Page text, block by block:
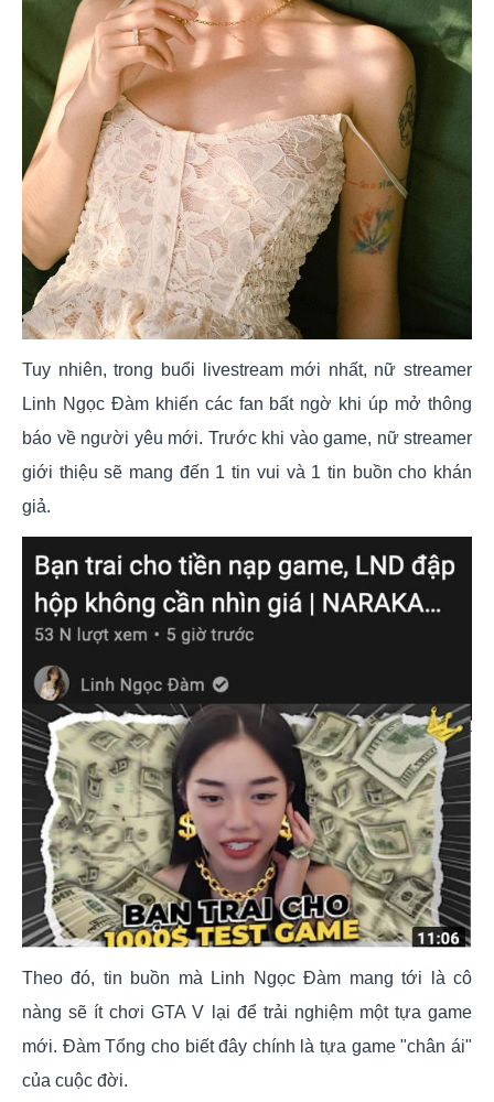
Tuy nhiên, trong buổi livestream mới nhất, nữ streamer
Linh Ngọc Đàm khiến các fan bất ngờ khi úp mở thông
báo về người yêu mới. Trước khi vào game, nữ streamer
giới thiệu sẽ mang đến 1 tin vui và 1 tin buồn cho khán
giả.
Theo đó, tin buồn mà Linh Ngọc Đàm mang tới là cô
nàng sẽ ít chơi GTA V lại để trải nghiệm một tựa game
mới. Đàm Tổng cho biết đây chính là tựa game "chân ái"
của cuộc đời.